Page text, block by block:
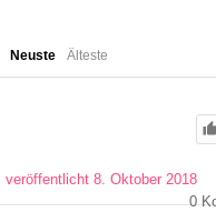
Neuste Älteste
veröffentlicht 8. Oktober 2018
0